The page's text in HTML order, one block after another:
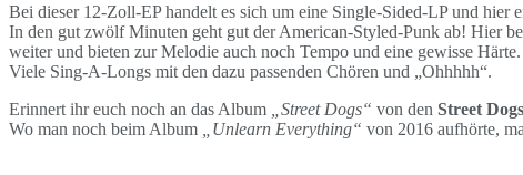
Bei dieser 12-Zoll-EP handelt es sich um eine Single-Sided-LP und hier
In den gut zwölf Minuten geht gut der American-Styled-Punk ab! Hier
weiter und bieten zur Melodie auch noch Tempo und eine gewisse
Viele Sing-A-Longs mit den dazu passenden Chören und „Ohhhhh“.
Erinnert ihr euch noch an das Album
„Street Dogs“ von den Street Dogs
Wo man noch beim Album
„Unlearn Everything“ von 2016 aufhörte,